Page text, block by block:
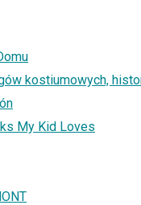
kostiumowych,
My Kid Loves